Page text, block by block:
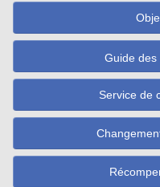
Guide des
Service de